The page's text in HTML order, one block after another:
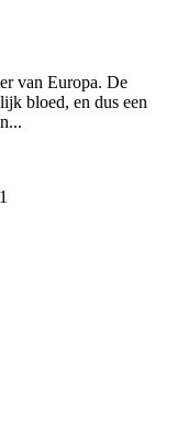
van Europa. De
bloed, en dus een